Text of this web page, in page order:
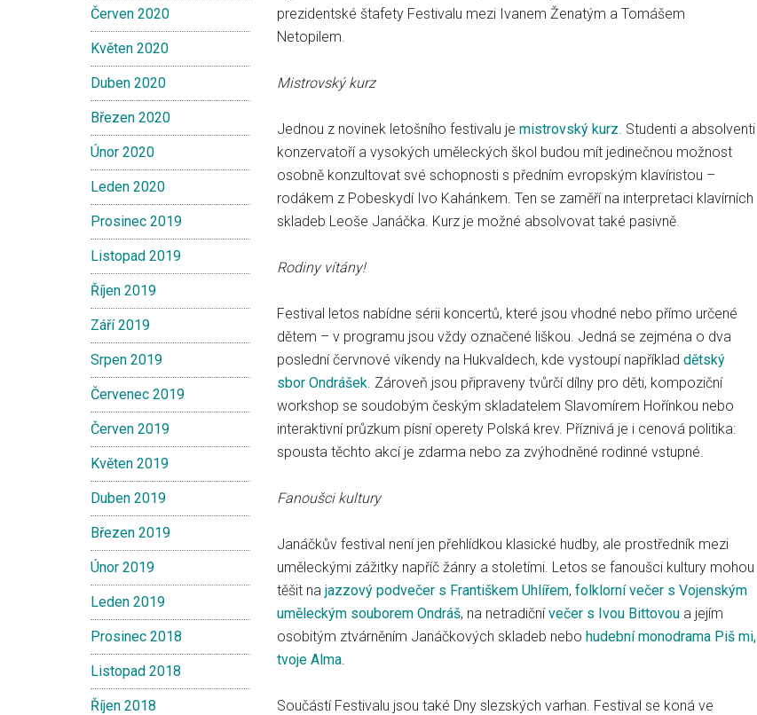
prezidentské štafety Festivalu mezi Ivanem Ženatým a Tomášem
Netopilem.
Mistrovský kurz
Jednou z novinek letošního festivalu je mistrovský kurz. Studenti a absolventi
konzervatoří a vysokých uměleckých škol budou mít jedinečnou možnost
osobně konzultovat své schopnosti s předním evropským klavíristou –
rodákem z Pobeskydí Ivo Kahánkem. Ten se zaměří na interpretaci klavírních
skladeb Leoše Janáčka. Kurz je možné absolvovat také pasivně.
Rodiny vítány!
Festival letos nabídne sérii koncertů, které jsou vhodné nebo přímo určené
dětem – v programu jsou vždy označené liškou. Jedná se zejména o dva
poslední červnové víkendy na Hukvaldech, kde vystoupí například dětský
sbor Ondrášek. Zároveň jsou připraveny tvůrčí dílny pro děti, kompoziční
workshop se soudobým českým skladatelem Slavomírem Hořínkou nebo
interaktivní průzkum písní operety Polská krev. Příznivá je i cenová politika:
spousta těchto akcí je zdarma nebo za zvýhodněné rodinné vstupné.
Fanoušci kultury
Janáčkův festival není jen přehlídkou klasické hudby, ale prostředník mezi
uměleckými zážitky napříč žánry a stoletími. Letos se fanoušci kultury mohou
těšit na jazzový podvečer s Františkem Uhlířem, folklorní večer s Vojenským
uměleckým souborem Ondráš, na netradičnívečer s Ivou Bittovou a jejím
osobitým ztvárněním Janáčkových skladeb nebo hudební monodrama Piš mi,
tvoje Alma.
Součástí Festivalu jsou také Dny slezských varhan. Festival se koná ve
Červen 2020
Květen 2020
Duben 2020
Březen 2020
Únor 2020
Leden 2020
Prosinec 2019
Listopad 2019
Říjen 2019
Září 2019
Srpen 2019
Červenec 2019
Červen 2019
Květen 2019
Duben 2019
Březen 2019
Únor 2019
Leden 2019
Prosinec 2018
Listopad 2018
Říjen 2018